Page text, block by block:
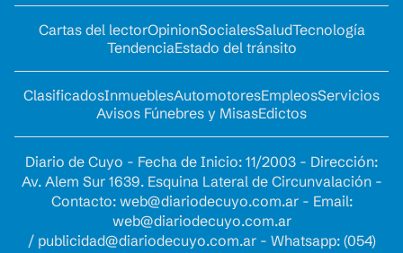
Cartas del lectorOpinionSocialesSaludTecnología
TendenciaEstado del tránsito
ClasificadosInmueblesAutomotoresEmpleosServicios
Avisos Fúnebres y MisasEdictos
Diario de Cuyo - Fecha de Inicio: 11/2003 - Dirección:
Av. Alem Sur 1639. Esquina Lateral de Circunvalación -
Contacto: web@diariodecuyo.com.ar- Email:
web@diariodecuyo.com.ar
/ publicidad@diariodecuyo.com.ar- Whatsapp: (054)